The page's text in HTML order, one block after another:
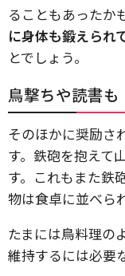
ることもあったか
に身体も鍛えられ
とでしょう。
鳥撃ちや読書も
そのほかに奨励さ
す。鉄砲を抱えて
す。これもまた鉄
物は食卓に並べら
たまには鳥料理の
維持するには必要